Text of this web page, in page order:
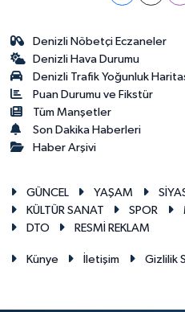
Denizli Nöbetçi Eczaneler
Denizli Hava Durumu
Denizli Trafik Yoğunluk
Puan Durumu ve Fikstür
Tüm Manşetler
Son Dakika Haberleri
Haber Arşivi
GÜNCEL YAŞAM
KÜLTÜR SANAT
SPOR
DTO
RESMİ REKLAM
Künye İletişim Gizlilik